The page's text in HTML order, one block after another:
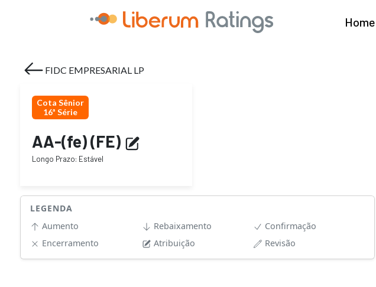
Home
FIDC EMPRESARIAL LP
Cota Sênior
16ª Série
AA-(fe)(FE)
Longo Prazo: Estável
LEGENDA
Aumento
Rebaixamento
Confirmação
Encerramento
Atribuição Revisão